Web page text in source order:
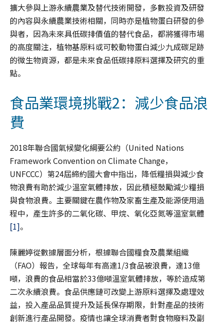
擴大參與上游永續農業及替代技術開發，多數投資及研發
的內容與永續農業技術相關，同時亦是植物蛋白研發的參
與者，因為未來具低碳排價值的替代食品，都將獲得市場
的高度關注，植物基原料或可較動物蛋白減少九成碳足跡
的微生物資源，都是未來食品低碳排原料選擇及研究的重
點。
食品業環境挑戰2：減少食品浪
費
2018年聯合國氣候變化綱要公約（United Nations
Framework Convention on Climate Change，
UNFCCC）第24屆締約國大會中指出，降低糧損與減少食
物浪費有助於減少溫室氣體排放，因此積極鼓勵減少糧損
與食物浪費。主要關鍵在農作物及家畜生產及能源使用過
程中，產生許多的二氧化碳、甲烷、氧化亞氮等溫室氣體
[1]。
陳麗婷從數據層面分析，根據聯合國糧食及農業組織
（FAO）報告，全球每年有高達1/3食品被浪費，達13億
噸，浪費的食品相當於33億噸溫室氣體排放，等於造成第
二次永續浪費。食品供應鏈可改變上游原料選擇及處理效
益，投入產品品質提升及延長保存期限，針對產品的技術
創新進行產品開發。疫情也讓全球消費者對食物廢料及副